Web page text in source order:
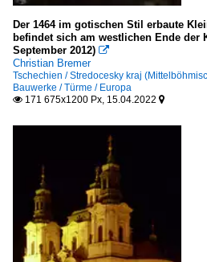
Der 1464 im gotischen Stil erbaute
befindet sich am westlichen Ende der
September 2012) 
Christian Bremer
Tschechien / Stredocesky kraj
Bauwerke / Türme / Europa
 171 675x1200 Px, 15.04.2022 